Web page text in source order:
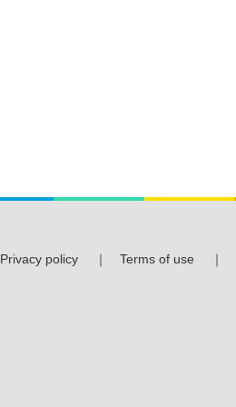
Privacy policy ｜ Terms of use ｜